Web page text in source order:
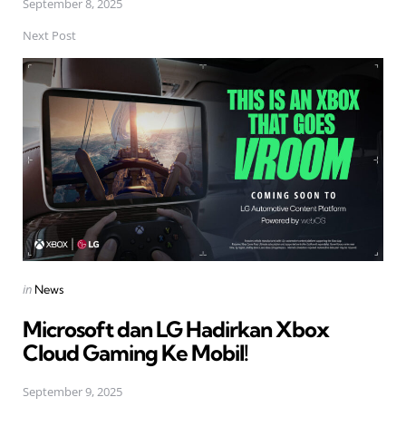
September 8, 2025
Next Post
Posted
in News
Microsoft dan LG Hadirkan Xbox
Cloud Gaming Ke Mobil!
September 9, 2025